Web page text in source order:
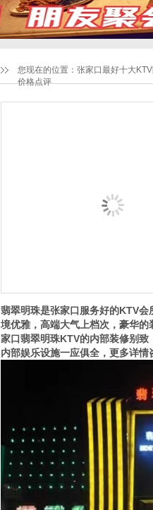
您现在的位置： 张家口最好十大
价格点评
翡翠明珠是张家口服务好的KTV
境优雅，高端大气上档次，豪华
家口翡翠明珠KTV的内部装修别
内部娱乐设施一应俱全，更多详